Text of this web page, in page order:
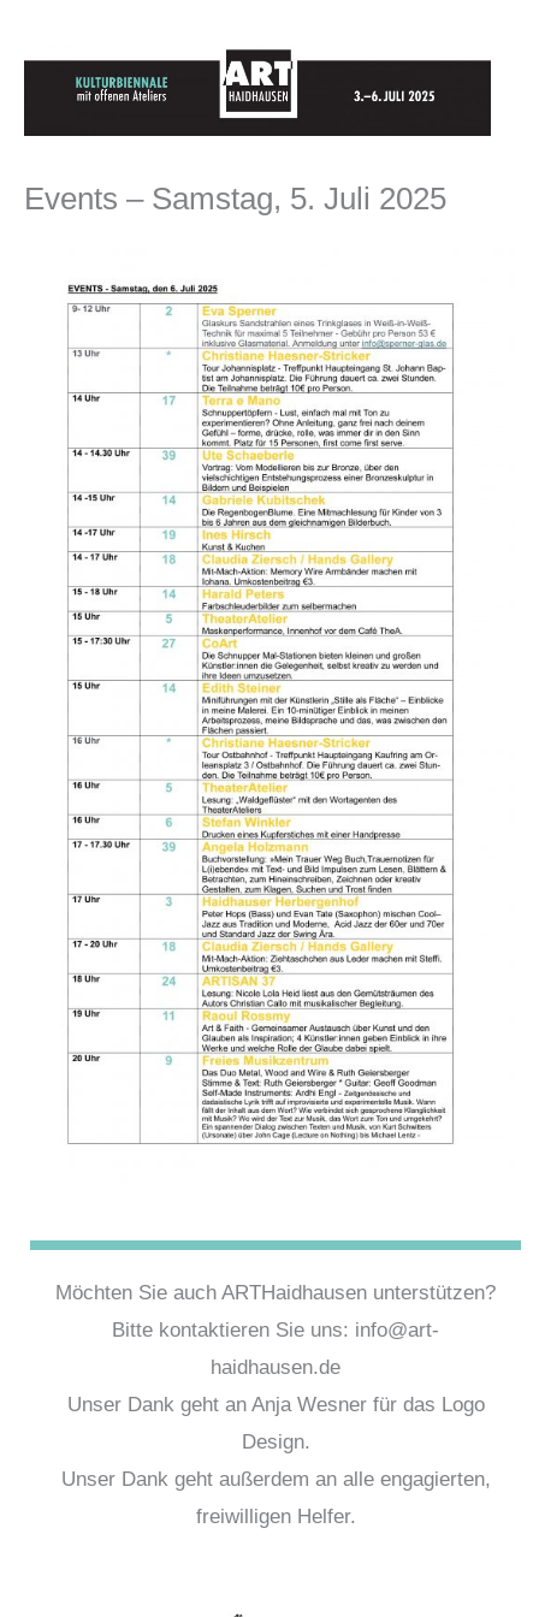
Inhalt
Events – Samstag, 5. Juli 2025
Möchten Sie auch ARTHaidhausen unterstützen?
Bitte kontaktieren Sie uns: info@art-
haidhausen.de
Unser Dank geht an Anja Wesner für das Logo
Design.
Unser Dank geht außerdem an alle engagierten,
freiwilligen Helfer.